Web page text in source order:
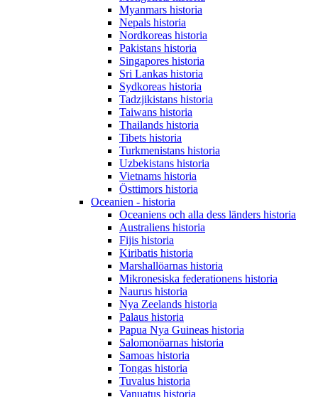
Myanmars historia
Nepals historia
Nordkoreas historia
Pakistans historia
Singapores historia
Sri Lankas historia
Sydkoreas historia
Tadzjikistans historia
Taiwans historia
Thailands historia
Tibets historia
Turkmenistans historia
Uzbekistans historia
Vietnams historia
Östtimors historia
Oceanien - historia
Oceaniens och alla dess länders historia
Australiens historia
Fijis historia
Kiribatis historia
Marshallöarnas historia
Mikronesiska federationens historia
Naurus historia
Nya Zeelands historia
Palaus historia
Papua Nya Guineas historia
Salomonöarnas historia
Samoas historia
Tongas historia
Tuvalus historia
Vanuatus historia